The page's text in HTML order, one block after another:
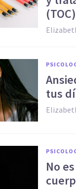
(TOC)
tus
No